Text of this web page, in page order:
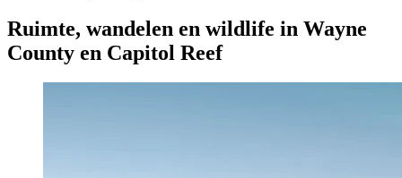
Ruimte, wandelen en wildlife in Wayne
County en Capitol Reef